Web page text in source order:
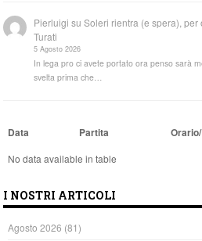
Pierluigi suSoleri rientra (e spera),
Turati
5 Agosto 2026
In lega pro ci avete portato ora penso sarà
svelta prima che…
Data Partita
No data available in table
I NOSTRI ARTICOLI
Agosto 2026 (81)